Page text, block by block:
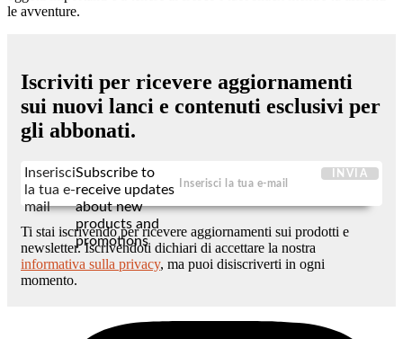
le avventure.
Iscriviti per ricevere aggiornamenti
sui nuovi lanci e contenuti esclusivi per
gli abbonati.
Inserisci
la tua e-
mail
Subscribe to
receive updates
about new
products and
promotions
INVIA
Ti stai iscrivendo per ricevere aggiornamenti sui prodotti e
newsletter. Iscrivendoti dichiari di accettare la nostra
informativa sulla privacy, ma puoi disiscriverti in ogni
momento.